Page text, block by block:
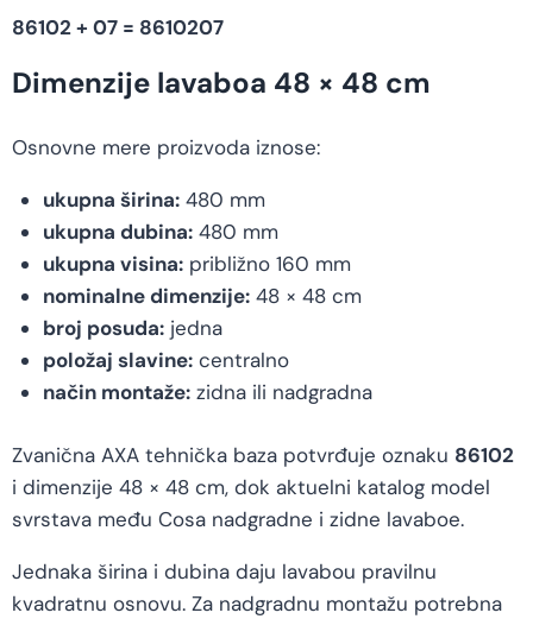
86102 + 07 = 8610207
Dimenzije lavaboa 48 × 48 cm
Osnovne mere proizvoda iznose:
ukupna širina:480 mm
ukupna dubina:480 mm
ukupna visina:približno 160 mm
nominalne dimenzije:48 × 48 cm
broj posuda:jedna
položaj slavine:centralno
način montaže:zidna ili nadgradna
Zvanična AXA tehnička baza potvrđuje oznaku 86102
i dimenzije 48 × 48 cm, dok aktuelni katalog model
svrstava među Cosa nadgradne i zidne lavaboe.
Jednaka širina i dubina daju lavabou pravilnu
kvadratnu osnovu. Za nadgradnu montažu potrebna